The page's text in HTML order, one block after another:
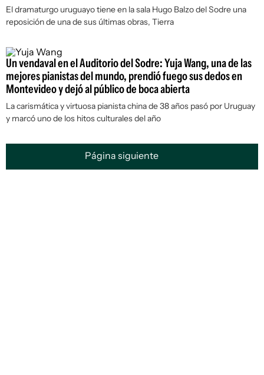
El dramaturgo uruguayo tiene en la sala Hugo Balzo del Sodre una
reposición de una de sus últimas obras, Tierra
Un vendaval en el Auditorio del Sodre: Yuja Wang, una de las
mejores pianistas del mundo, prendió fuego sus dedos en
Montevideo y dejó al público de boca abierta
La carismática y virtuosa pianista china de 38 años pasó por Uruguay
y marcó uno de los hitos culturales del año
Página siguiente